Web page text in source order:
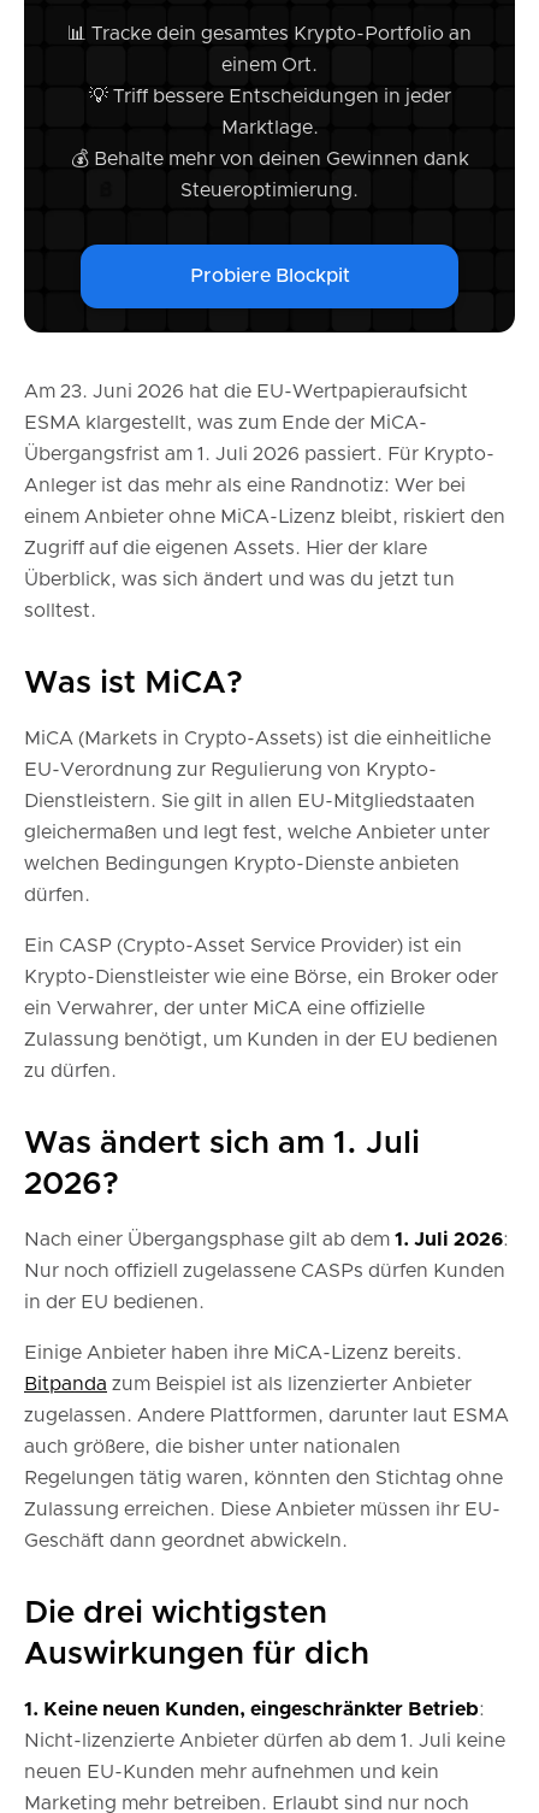
Deine To-Dos: Jetzt handeln
Häufige Fragen zur MiCA-Frist
📊 Tracke dein gesamtes Krypto-Portfolio an
einem Ort.
💡 Triff bessere Entscheidungen in jeder
Marktlage.
💰 Behalte mehr von deinen Gewinnen dank
Steueroptimierung.
Probiere Blockpit
Am 23. Juni 2026 hat die EU-Wertpapieraufsicht
ESMA klargestellt, was zum Ende der MiCA-
Übergangsfrist am 1. Juli 2026 passiert. Für Krypto-
Anleger ist das mehr als eine Randnotiz: Wer bei
einem Anbieter ohne MiCA-Lizenz bleibt, riskiert den
Zugriff auf die eigenen Assets. Hier der klare
Überblick, was sich ändert und was du jetzt tun
solltest.
Was ist MiCA?
MiCA (Markets in Crypto-Assets) ist die einheitliche
EU-Verordnung zur Regulierung von Krypto-
Dienstleistern. Sie gilt in allen EU-Mitgliedstaaten
gleichermaßen und legt fest, welche Anbieter unter
welchen Bedingungen Krypto-Dienste anbieten
dürfen.
Ein CASP (Crypto-Asset Service Provider) ist ein
Krypto-Dienstleister wie eine Börse, ein Broker oder
ein Verwahrer, der unter MiCA eine offizielle
Zulassung benötigt, um Kunden in der EU bedienen
zu dürfen.
Was ändert sich am 1. Juli
2026?
Nach einer Übergangsphase gilt ab dem 1. Juli 2026:
Nur noch offiziell zugelassene CASPs dürfen Kunden
in der EU bedienen.
Einige Anbieter haben ihre MiCA-Lizenz bereits.
Bitpanda zum Beispiel ist als lizenzierter Anbieter
zugelassen. Andere Plattformen, darunter laut ESMA
auch größere, die bisher unter nationalen
Regelungen tätig waren, könnten den Stichtag ohne
Zulassung erreichen. Diese Anbieter müssen ihr EU-
Geschäft dann geordnet abwickeln.
Die drei wichtigsten
Auswirkungen für dich
1. Keine neuen Kunden, eingeschränkter Betrieb:
Nicht-lizenzierte Anbieter dürfen ab dem 1. Juli keine
neuen EU-Kunden mehr aufnehmen und kein
Marketing mehr betreiben. Erlaubt sind nur noch